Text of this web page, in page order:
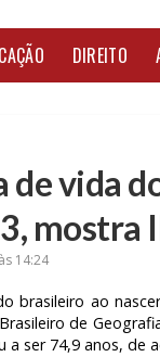
DIREITO
de vida
mostra
14:24
brasileiro ao
de
a ser 74,9 anos, de